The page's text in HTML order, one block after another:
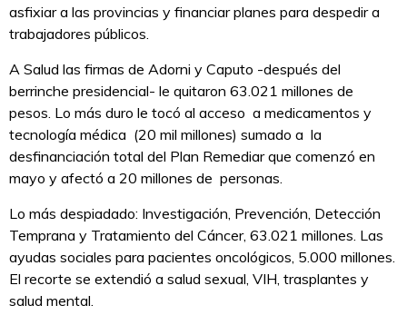
asfixiar a las provincias y financiar planes para despedir a
trabajadores públicos.
A Salud las firmas de Adorni y Caputo -después del
berrinche presidencial- le quitaron 63.021 millones de
pesos. Lo más duro le tocó al acceso a medicamentos y
tecnología médica (20 mil millones) sumado a la
desfinanciación total del Plan Remediar que comenzó en
mayo y afectó a 20 millones de personas.
Lo más despiadado: Investigación, Prevención, Detección
Temprana y Tratamiento del Cáncer, 63.021 millones. Las
ayudas sociales para pacientes oncológicos, 5.000 millones.
El recorte se extendió a salud sexual, VIH, trasplantes y
salud mental.